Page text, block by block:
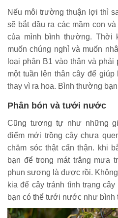
Nếu môi trường thuận lợi thì
sẽ bắt đầu ra các mầm con
của mình bình thường. Thời
muốn chúng nghỉ và muốn
loại phân B1 vào thân và
một tuần lên thân cây để
thay vì ra hoa. Bình thường
Phân bón và tưới nước
Cũng tương tự như những
điểm mới trồng cây chưa
chăm sóc thật cẩn thận. khi
bạn để trong mát trắng mưa
phun sương là được rồi.
kia để cây tránh tình trạng
bạn có thể tưới nước như